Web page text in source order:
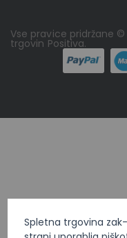
Spletna trgovina
Vse pravice pridržane
trgovin Positiva.